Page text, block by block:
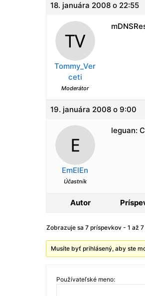
18. januára 2008 o 22:55
Tommy_Ver
ceti
Moderátor
19. januára 2008 o 9:00
EmElEn
Účastník
leguan:
Autor
Zobrazuje sa 7 príspevkov - 1 až
Musíte byť prihlásený, aby ste
Používateľské meno: